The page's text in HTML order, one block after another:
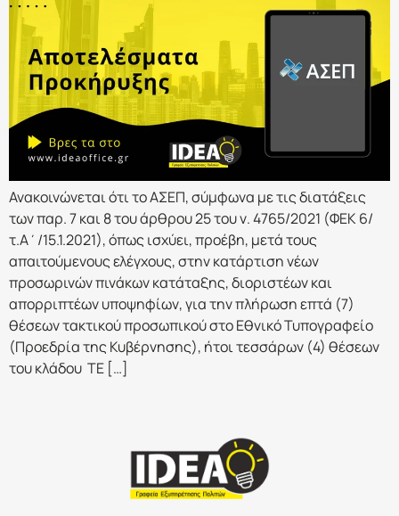
Ανακοινώνεται ότι το ΑΣΕΠ, σύμφωνα με τις διατάξεις
των παρ. 7 και 8 του άρθρου 25 του ν. 4765/2021 (ΦΕΚ 6/
τ.Α΄/15.1.2021), όπως ισχύει, προέβη, μετά τους
απαιτούμενους ελέγχους, στην κατάρτιση νέων
προσωρινών πινάκων κατάταξης, διοριστέων και
απορριπτέων υποψηφίων, για την πλήρωση επτά (7)
θέσεων τακτικού προσωπικού στο Εθνικό Τυπογραφείο
(Προεδρία της Κυβέρνησης), ήτοι τεσσάρων (4) θέσεων
του κλάδου ΤΕ […]